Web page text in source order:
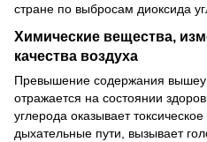
стране по выбросам диоксида
Химические вещества,
качества воздуха
Превышение содержания
отражается на состоянии
углерода оказывает
дыхательные пути, вызывает